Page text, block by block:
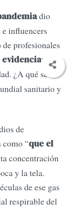
dio
influencers
profesionales
¿A qué se
sanitario y
de
como “que el
concentración
y la tela.
de ese gas
respirable del